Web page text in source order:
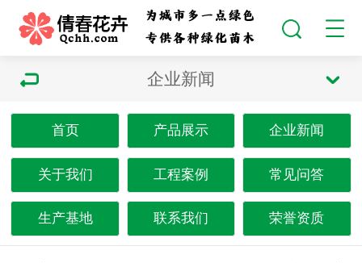
企业新闻
首页 产品展示 企业新闻
关于我们 工程案例 常见问答
生产基地 联系我们 荣誉资质